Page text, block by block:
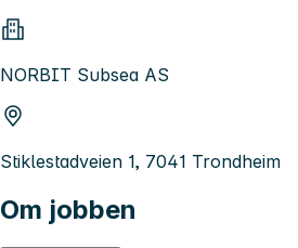
NORBIT Subsea AS
Stiklestadveien 1, 7041 Trondheim
Om jobben